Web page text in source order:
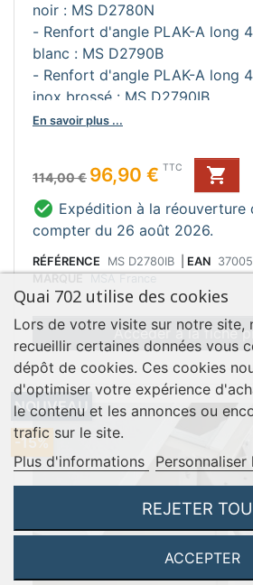
noir : MS D2780N
- Renfort d'angle PLAK-A long
blanc : MS D2790B
- Renfort d'angle PLAK-A long
inox brossé : MS D2790IB
- Renfort d'angle PLAK-A long
En savoir plus ...
Prix de base
114,00 €
Prix 96,90 € TTC

 Expédition à la réouverture
compter du 26 août 2026.
RÉFÉRENCE MS D2780IB EAN
Accéder à la fiche
NOUVEAU
-15%
Quai 702 utilise des cookies
Lors de votre visite sur notre site,
recueillir certaines données vous
dépôt de cookies. Ces cookies
d'optimiser votre expérience
le contenu et les annonces ou
trafic sur le site.
Plus d'informations
REJETER
ACCEPTER